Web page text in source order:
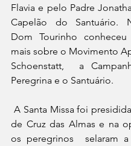
Flavia e pelo Padre
Capelão do Santuário.
Dom Tourinho
mais sobre o Movimento
Schoenstatt,  a
Peregrina e o Santuário.
de Cruz das Almas e na
os peregrinos  selaram